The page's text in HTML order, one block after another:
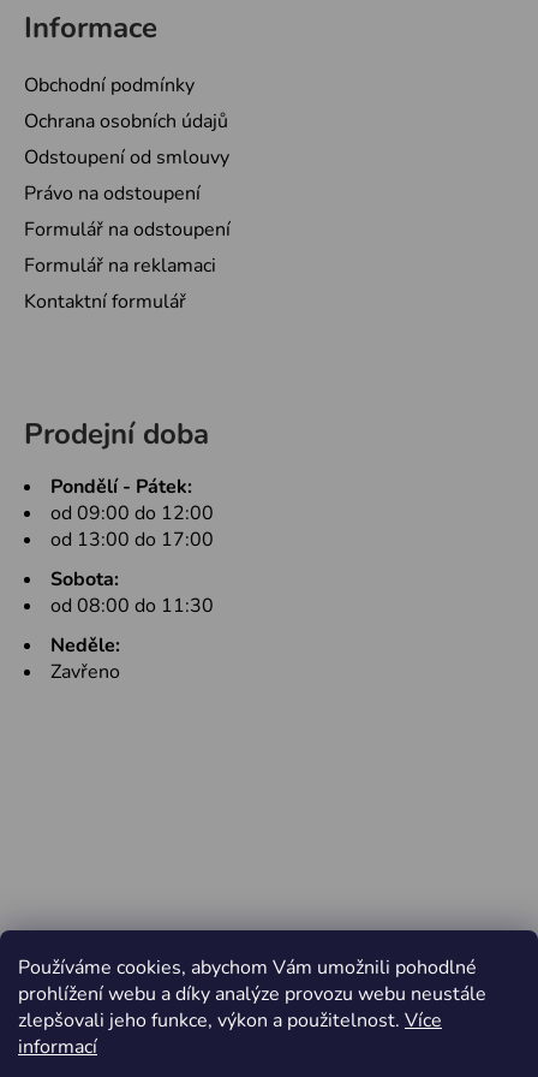
Používáme cookies, abychom Vám umožnili pohodlné
prohlížení webu a díky analýze provozu webu neustále
zlepšovali jeho funkce, výkon a použitelnost. Více
informací
Informace
Obchodní podmínky
Ochrana osobních údajů
Odstoupení od smlouvy
Právo na odstoupení
Formulář na odstoupení
Formulář na reklamaci
Kontaktní formulář
Prodejní doba
Pondělí - Pátek:
od 09:00 do 12:00
od 13:00 do 17:00
Sobota:
od 08:00 do 11:30
Neděle:
Zavřeno